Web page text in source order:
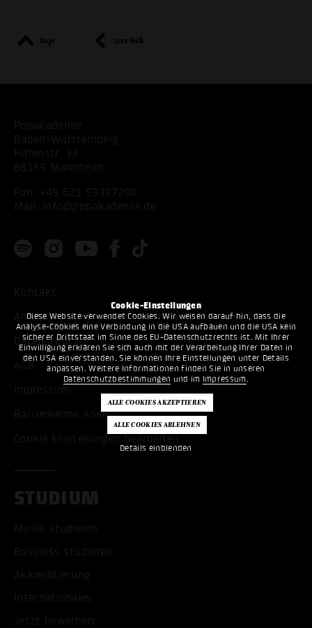
Cookie-Einstellungen
Diese Website verwendet Cookies. Wir weisen darauf hin, dass die
Analyse-Cookies eine Verbindung in die USA aufbauen und die USA kein
sicherer Drittstaat im Sinne des EU-Datenschutzrechts ist. Mit Ihrer
Einwilligung erklären Sie sich auch mit der Verarbeitung Ihrer Daten in
den USA einverstanden. Sie können Ihre Einstellungen unter Details
anpassen. Weitere Informationen finden Sie in unseren
Datenschutzbestimmungen und im Impressum .
Details einblenden
top zurück
Popakademie
Baden-Württemberg
Hafenstr. 33
68159 Mannheim
Fon:
+49 621 53397200
Mail:
info@popakademie.de
Kontakt
Anfahrt
Datenschutz
AGB
Impressum
Barrierearme Ansicht
Cookie Einstellungen bearbeiten
STUDIUM
Musik studieren
Business studieren
Akkreditierung
Internationales
Jetzt bewerben